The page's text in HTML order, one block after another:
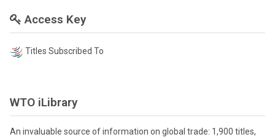
Access Key
Titles Subscribed To
WTO iLibrary
An invaluable source of information on global trade: 1,900 titles,